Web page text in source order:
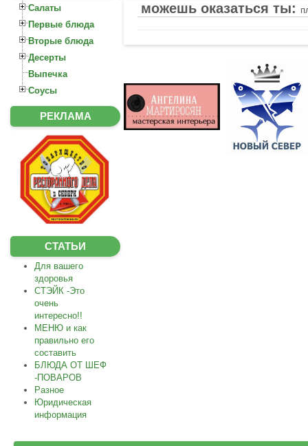
Салаты
Первые блюда
Вторые блюда
Десерты
Выпечка
Соусы
РЕКЛАМА
СТАТЬИ
Для вашего
здоровья
СТЭЙК -Это
очень
интересно!!
МЕНЮ и как
правильно его
составить
БЛЮДА ОТ ШЕФ
-ПОВАРОВ
Разное
Юридическая
информация
можешь оказаться ты: